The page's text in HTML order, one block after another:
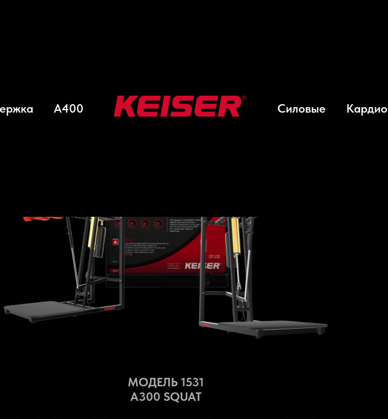
A400 Силовые Кардио
МОДЕЛЬ 1531
A300 SQUAT